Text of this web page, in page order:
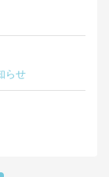
らせ